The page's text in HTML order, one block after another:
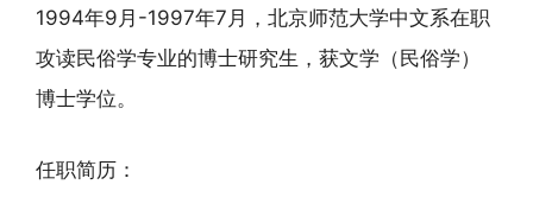
1994年9月-1997年7月，北京师范大学中文系在职
攻读民俗学专业的博士研究生，获文学（民俗学）
博士学位。
任职简历：